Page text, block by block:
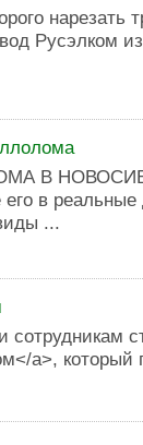
нарезать
Русэлком
В
в реальные
...
сотрудникам
a>, который